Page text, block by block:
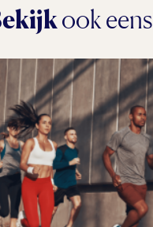
ook eens